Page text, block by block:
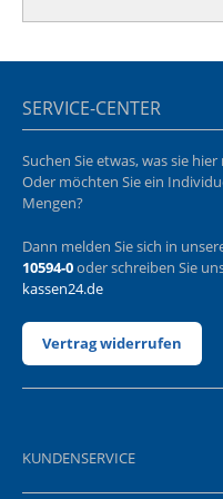
SERVICE-CENTER
Suchen Sie etwas, was sie
Oder möchten Sie ein
Mengen?
Dann melden Sie sich in
10594-0oder schreiben Sie
kassen24.de
Vertrag widerrufen
KUNDENSERVICE